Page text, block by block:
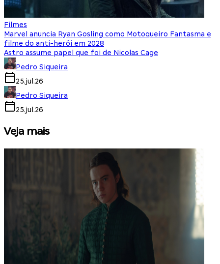
Filmes
Marvel anuncia Ryan Gosling como Motoqueiro Fantasma e
filme do anti-herói em 2028
Astro assume papel que foi de Nicolas Cage
Pedro Siqueira
25.jul.26
Pedro Siqueira
25.jul.26
Veja mais